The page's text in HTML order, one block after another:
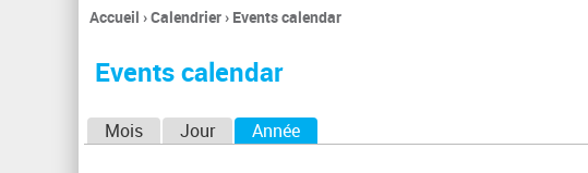
Vous
ici
Accueil ›Calendrier› Events calendar
Events calendar
Mois Jour Année